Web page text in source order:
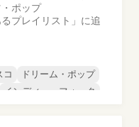
・ポップ
プレイリスト」に追
コ
ドリーム・ポップ
インディー・フォーク